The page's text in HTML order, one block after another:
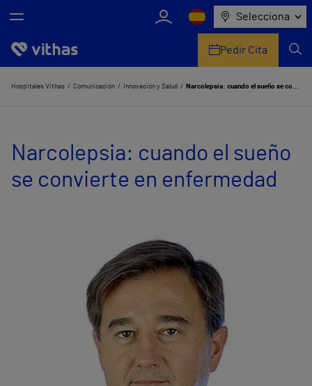
Selecciona
Nosotros
Servicios de salud
Equipo médico y asistencial
Pedir Cita
Hospitales Vithas Comunicación Innovación y Salud Narcolepsia: cuando el sueño se convierte en enfermedad
Narcolepsia: cuando el sueño
se convierte en enfermedad